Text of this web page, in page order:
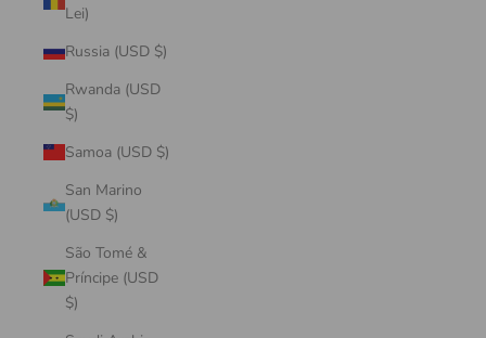
Lei)
Russia (USD $)
Rwanda (USD
$)
Samoa (USD $)
San Marino
(USD $)
São Tomé &
Príncipe (USD
$)